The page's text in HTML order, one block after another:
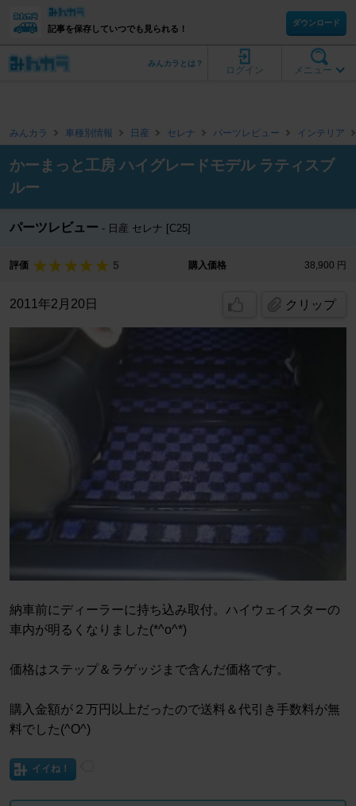
記事を保存していつでも見られる！
ダウンロード
メニュー
ログイン
みんカラとは？
みんカラ 車種別情報 日産 セレナ パーツレビュー インテリア
かーまっと工房 ハイグレードモデル ラティスブ
ルー
パーツレビュー 日産 セレナ [C25]
評価 5 購入価格 38,900 円
2011年2月20日 クリップ
納車前にディーラーに持ち込み取付。ハイウェイスターの
車内が明るくなりました(*^o^*)
価格はステップ＆ラゲッジまで含んだ価格です。
購入金額が２万円以上だったので送料＆代引き手数料が無
料でした(^O^)
イイね！